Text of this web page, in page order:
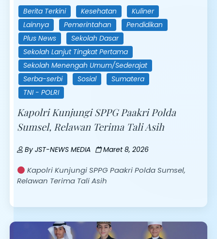
Berita Terkini Kesehatan
Kuliner
Lainnya
Pemerintahan
Pendidikan
Plus News
Sekolah Dasar
Sekolah Lanjut Tingkat Pertama
Sekolah Menengah Umum/Sederajat
Serba-serbi
Sosial
Sumatera
TNI - POLRI
Kapolri Kunjungi SPPG Paakri Polda
Sumsel, Relawan Terima Tali Asih
By JST-NEWS MEDIA Maret 8, 2026
Kapolri Kunjungi SPPG Paakri Polda Sumsel,
Relawan Terima Tali Asih